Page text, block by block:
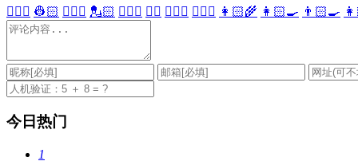
👷🏻‍♀️ 👷🏻 💂🏻‍♀️ 💂🏻 🕵🏻‍♀️ 🕵🏻 👩🏻‍⚕️ 👨🏻‍⚕️ 👩🏻‍🌾 👩🏻‍🍳 👨🏻‍🍳
今日热门
1